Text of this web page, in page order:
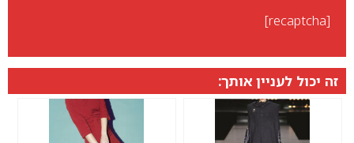
[recaptcha]
זה יכול לעניין אותך: